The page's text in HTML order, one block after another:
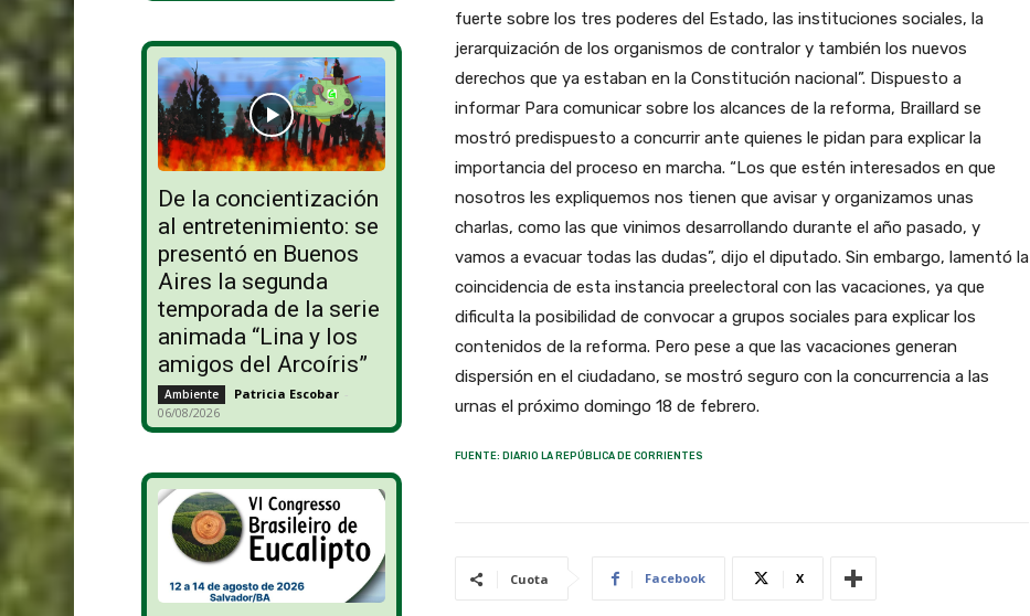
De la concientización
al entretenimiento: se
presentó en Buenos
Aires la segunda
temporada de la serie
animada “Lina y los
amigos del Arcoíris”
Ambiente Patricia Escobar -
06/08/2026
fuerte sobre los tres poderes del Estado, las instituciones sociales, la
jerarquización de los organismos de contralor y también los nuevos
derechos que ya estaban en la Constitución nacional”. Dispuesto a
informar Para comunicar sobre los alcances de la reforma, Braillard se
mostró predispuesto a concurrir ante quienes le pidan para explicar la
importancia del proceso en marcha. “Los que estén interesados en que
nosotros les expliquemos nos tienen que avisar y organizamos unas
charlas, como las que vinimos desarrollando durante el año pasado, y
vamos a evacuar todas las dudas”, dijo el diputado. Sin embargo, lamentó la
coincidencia de esta instancia preelectoral con las vacaciones, ya que
dificulta la posibilidad de convocar a grupos sociales para explicar los
contenidos de la reforma. Pero pese a que las vacaciones generan
dispersión en el ciudadano, se mostró seguro con la concurrencia a las
urnas el próximo domingo 18 de febrero.
FUENTE: DIARIO LA REPÚBLICA DE CORRIENTES
Cuota Facebook X